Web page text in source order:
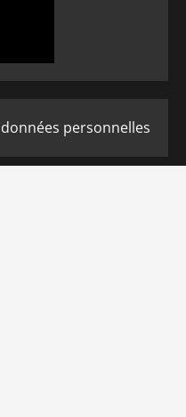
personnelles